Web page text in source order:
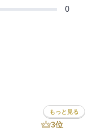
0
もっと見る
3位